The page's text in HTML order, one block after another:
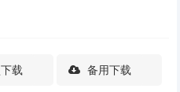
载 备用下载